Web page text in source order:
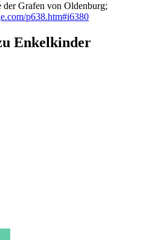
Grafen von Oldenburg;
p638.htm#i6380
Enkelkinder